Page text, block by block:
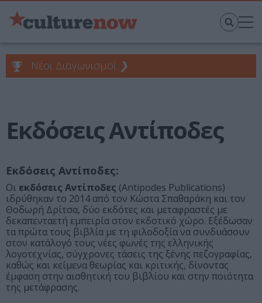
Νέοι Διαγωνισμοί ❯
Εκδόσεις Αντίποδες
Εκδόσεις Αντίποδες:
Οι εκδόσεις Αντίποδες (Antipodes Publications)
ιδρύθηκαν το 2014 από τον Κώστα Σπαθαράκη και τον
Θοδωρή Δρίτσα, δύο εκδότες και μεταφραστές με
δεκαπενταετή εμπειρία στον εκδοτικό χώρο. Εξέδωσαν
τα πρώτα τους βιβλία με τη φιλοδοξία να συνδυάσουν
στον κατάλογό τους νέες φωνές της ελληνικής
λογοτεχνίας, σύγχρονες τάσεις της ξένης πεζογραφίας,
καθώς και κείμενα θεωρίας και κριτικής, δίνοντας
έμφαση στην αισθητική του βιβλίου και στην ποιότητα
της μετάφρασης.